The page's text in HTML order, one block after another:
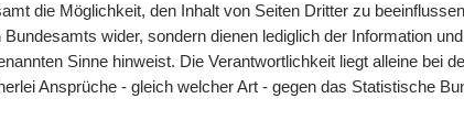
die Möglichkeit, den Inhalt von Seiten Dritter zu
wider, sondern dienen lediglich der Information
Sinne hinweist. Die Verantwortlichkeit liegt alleine bei
Ansprüche - gleich welcher Art - gegen das Statistische